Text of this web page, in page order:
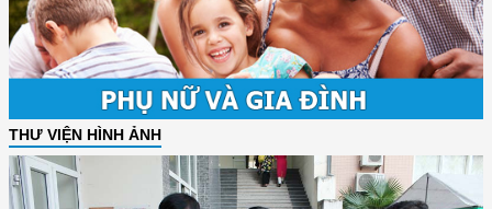
THƯ VIỆN HÌNH ẢNH